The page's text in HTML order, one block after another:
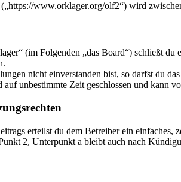
www.orklager.org/olf2“) wird
(im Folgenden „das Board“) schließt du
nicht einverstanden bist, so darfst du
unbestimmte Zeit geschlossen und kann
erteilst du dem Betreiber ein
2, Unterpunkt a bleibt auch nach